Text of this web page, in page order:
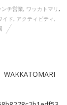
ンチ営業, ワッカトマリ,
イド, アクティビティ,
WAKKATOMARI